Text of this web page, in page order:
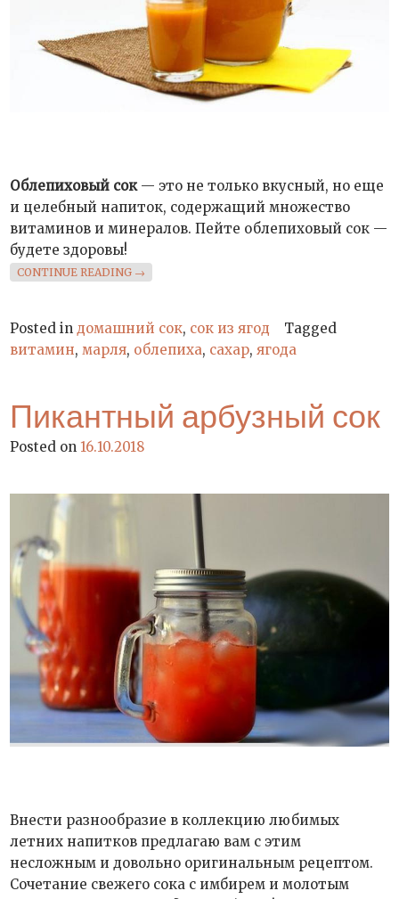
Облепиховый сок— это не только вкусный, но еще
и целебный напиток, содержащий множество
витаминов и минералов. Пейте облепиховый сок —
будете здоровы!
CONTINUE READING «ОБЛЕПИХОВЫЙ СОК»
→
Posted inдомашний сок, сок из ягод
Tagged
витамин,марля, облепиха, сахар,ягода
Пикантный арбузный сок
Posted on 16.10.2018
Внести разнообразие в коллекцию любимых
летних напитков предлагаю вам с этим
несложным и довольно оригинальным рецептом.
Сочетание свежего сока с имбирем и молотым